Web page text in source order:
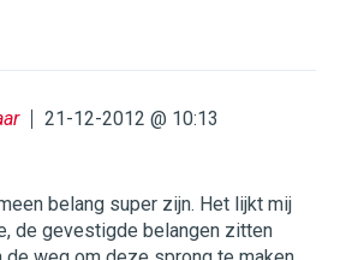
21-12-2012 @ 10:13
belang super zijn. Het lijkt mij
de gevestigde belangen zitten